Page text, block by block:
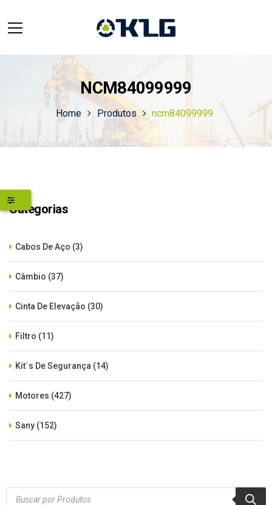
NCM84099999
Home Produtos ncm84099999
Categorias
Cabos De Aço (3)
Câmbio (37)
Cinta De Elevação (30)
Filtro (11)
Kit´s De Segurança (14)
Motores (427)
Sany (152)
Products
search